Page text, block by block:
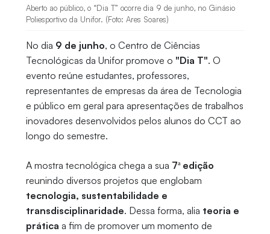
Aberto ao público, o “Dia T” ocorre dia 9 de junho, no Ginásio
Poliesportivo da Unifor. (Foto: Ares Soares)
No dia 9 de junho, o Centro de Ciências
Tecnológicas da Unifor promove o "Dia T". O
evento reúne estudantes, professores,
representantes de empresas da área de Tecnologia
e público em geral para apresentações de trabalhos
inovadores desenvolvidos pelos alunos do CCT ao
longo do semestre.
A mostra tecnológica chega a sua 7ª edição
reunindo diversos projetos que englobam
tecnologia, sustentabilidade e
transdisciplinaridade. Dessa forma, alia teoria e
prática a fim de promover um momento de